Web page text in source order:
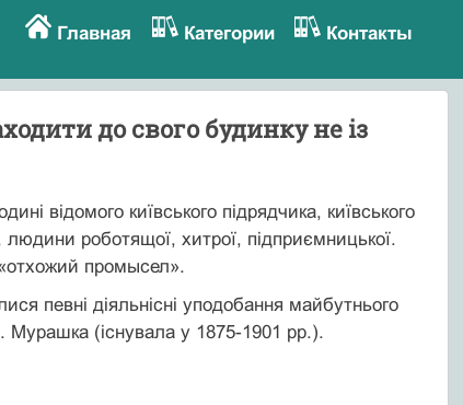
Главная Категории Контакты
до свого будинку не із
відомого київського підрядчика, київського
людини роботящої, хитрої, підприємницької.
промысел».
певні діяльнісні уподобання майбутнього
Мурашка (існувала у 1875-1901 рр.).